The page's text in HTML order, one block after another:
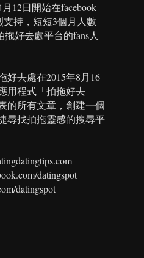
12日開始在facebook
支持，短短3個月人數
拖好去處平台的fans人
好去處在2015年8月16
用程式「拍拖好去
的所有文章，創建一個
尋找拍拖靈感的搜尋平
datingspot
datingspot